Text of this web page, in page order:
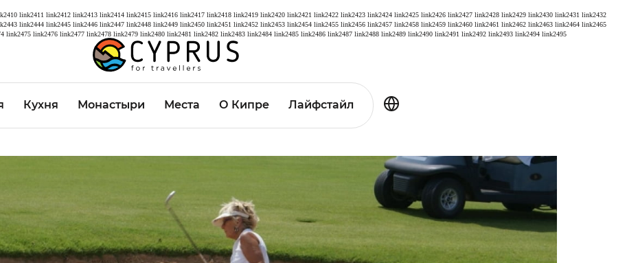
link2411 link2412 link2413 link2414 link2415 link2416 link2417 link2418 link2419 link2420 link2421 link2422 link2423 link2424 link2425 link2426 link2427 link2428 link2429 link2430 link2431 link2432
link2444 link2445 link2446 link2447 link2448 link2449 link2450 link2451 link2452 link2453 link2454 link2455 link2456 link2457 link2458 link2459 link2460 link2461 link2462 link2463 link2464 link2465
link2475 link2476 link2477 link2478 link2479 link2480 link2481 link2482 link2483 link2484 link2485 link2486 link2487 link2488 link2489 link2490 link2491 link2492 link2493 link2494 link2495
Кухня Монастыри Места О Кипре Лайфстайл